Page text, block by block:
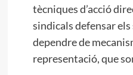
tècniques d’acció
sindicals defensar els
dependre de
representació, que